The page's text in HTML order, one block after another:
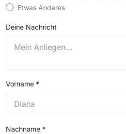
Etwas Anderes
Deine Nachricht
Vorname *
Nachname *